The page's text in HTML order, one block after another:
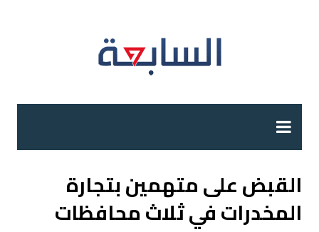
القبض على متهمين بتجارة
المخدرات في ثلاث محافظات